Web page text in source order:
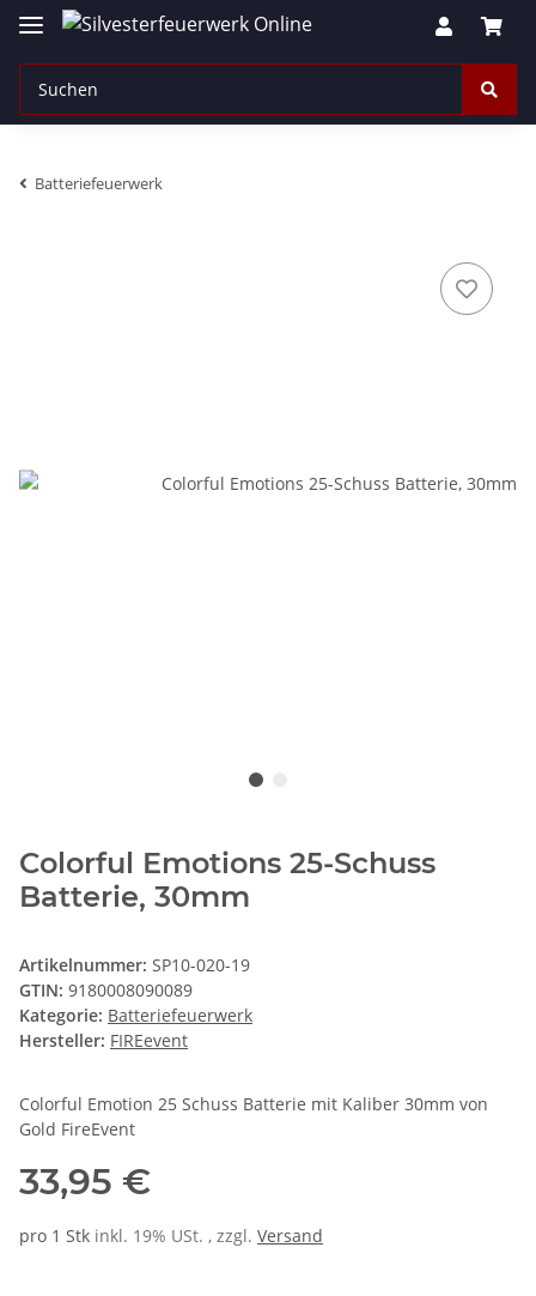
Batteriefeuerwerk
Colorful Emotions 25-Schuss
Batterie, 30mm
Artikelnummer: SP10-020-19
GTIN: 9180008090089
Kategorie: Batteriefeuerwerk
Hersteller: FIREevent
Colorful Emotion 25 Schuss Batterie mit Kaliber 30mm von
Gold FireEvent
33,95 €
pro 1 Stk inkl. 19% USt. , zzgl. Versand